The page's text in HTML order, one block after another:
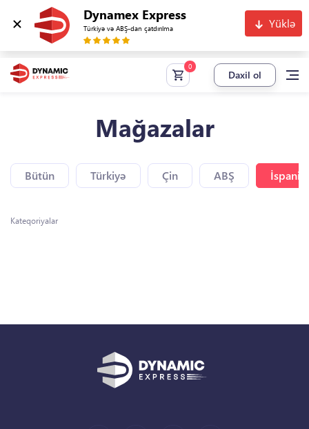
Dynamex Express
Türkiyə və ABŞ-dan çatdırılma Yüklə
Daxil ol
Mağazalar
Bütün Türkiyə Çin ABŞ
Kateqoriyalar